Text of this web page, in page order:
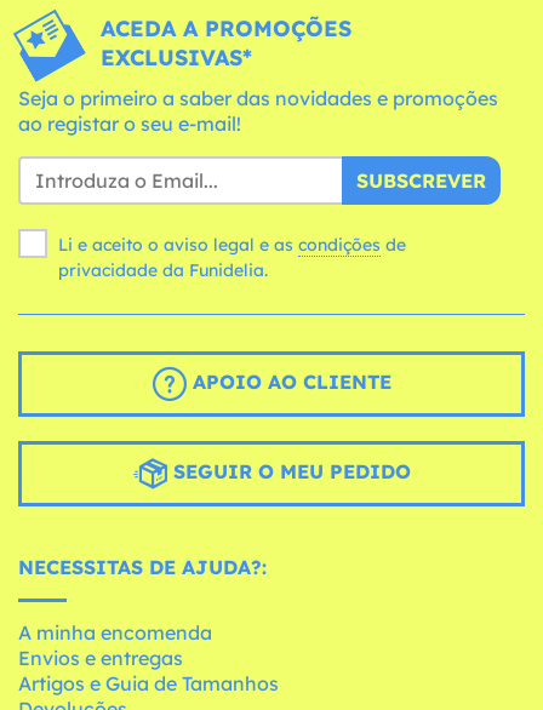
ACEDA A PROMOÇÕES
EXCLUSIVAS*
Seja o primeiro a saber das novidades e promoções
ao registar o seu e-mail!
SUBSCREVER
Li e aceito o aviso legal e as condições
privacidade da Funidelia.
APOIO AO CLIENTE
SEGUIR O MEU PEDIDO
NECESSITAS DE AJUDA?:
A minha encomenda
Envios e entregas
Artigos e Guia de Tamanhos